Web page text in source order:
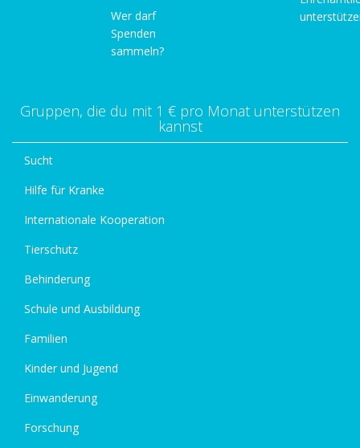
Wer darf
Spenden
sammeln?
Gruppen, die du mit 1 € pro Monat unterstützen
kannst
Sucht
Hilfe für Kranke
Internationale Kooperation
Tierschutz
Behinderung
Schule und Ausbildung
Familien
Kinder und Jugend
Einwanderung
Forschung